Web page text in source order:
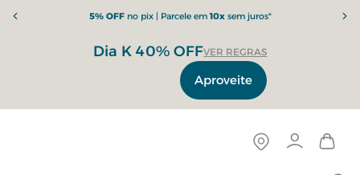
5% OFFno pix | Parcele em10xsem juros*
Dia K 40% OFFVER REGRAS
Aproveite